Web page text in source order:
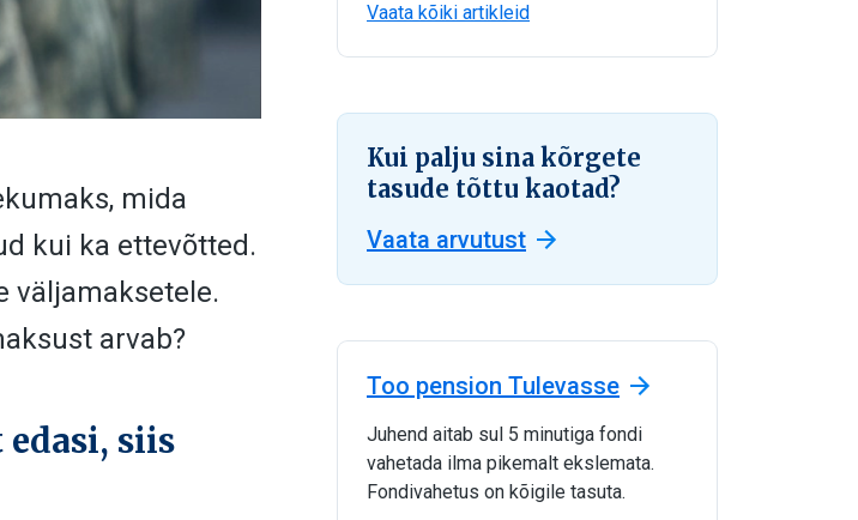
mida
kui ka ettevõtted.
väljamaksetele.
arvab?
siis
Vaata kõiki artikleid
Kui palju sina kõrgete
tasude tõttu kaotad?
Vaata arvutust
Too pension Tulevasse
Juhend aitab sul 5 minutiga fondi
vahetada ilma pikemalt ekslemata.
Fondivahetus on kõigile tasuta.